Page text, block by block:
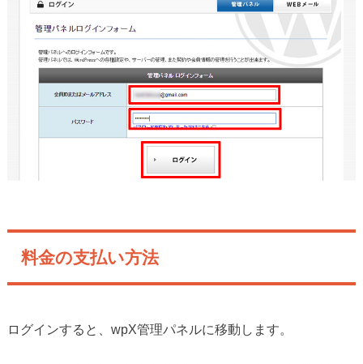
料金の支払い方法
ログインすると、wpX管理パネルに移動します。